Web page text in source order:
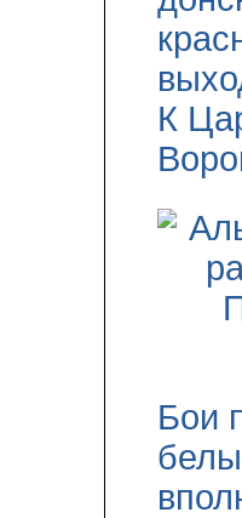
К
Бои